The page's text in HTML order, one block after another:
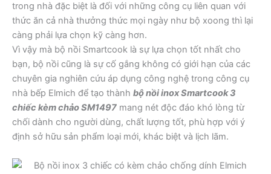
trong nhà đặc biệt là đối với những công cụ liên quan với
thức ăn cả nhà thưởng thức mọi ngày như bộ xoong thì lại
càng phải lựa chọn kỹ càng hơn.
Vì vậy mà bộ nồi Smartcook là sự lựa chọn tốt nhất cho
bạn, bộ nồi cũng là sự cố gắng không có giới hạn của các
chuyên gia nghiên cứu áp dụng công nghệ trong công cụ
nhà bếp Elmich để tạo thành bộ nồi inox Smartcook 3
chiếc kèm chảo SM1497 mang nét độc đáo khó lòng từ
chối dành cho người dùng, chất lượng tốt, phù hợp với ý
định sở hữu sản phẩm loại mới, khác biệt và lịch lãm.